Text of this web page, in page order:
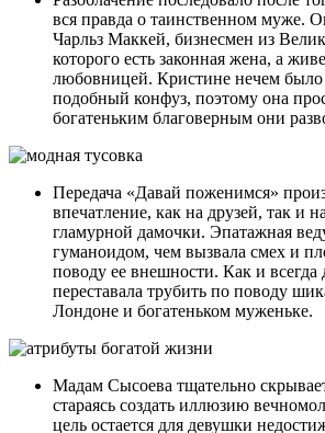
вся правда о таинственном муже.
Чарльз Маккей, бизнесмен из
которого есть законная жена, а
любовницей. Кристине нечем было
подобный конфуз, поэтому она
богатеньким благоверным они
Передача «Давай поженимся»
впечатление, как на друзей, так и
гламурной дамочки. Эпатажная
гуманоидом, чем вызвала смех и
поводу ее внешности. Как и всегда
переставала трубить по поводу
Лондоне и богатеньком муженьке.
Мадам Сысоева тщательно
стараясь создать иллюзию
цель остается для девушки